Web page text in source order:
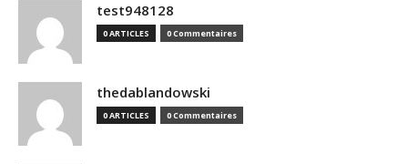
test948128
0 ARTICLES 0 Commentaires
thedablandowski
0 ARTICLES 0 Commentaires